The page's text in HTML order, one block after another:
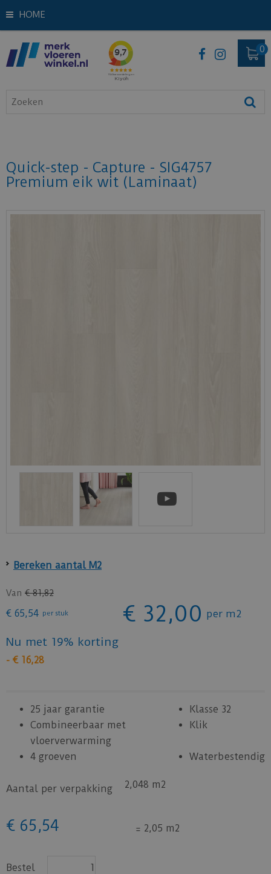
HOME
Quick-step - Capture - SIG4757
Premium eik wit (Laminaat)
Bereken aantal M2
Van € 81,82
€ 65,54 per stuk € 32,00 per m2
Nu met 19% korting
- € 16,28
25 jaar garantie
Klasse 32
Combineerbaar met
vloerverwarming
Klik
4 groeven Waterbestendig
Aantal per verpakking 2,048 m2
€ 65 ,54 = 2,05 m2
Bestel